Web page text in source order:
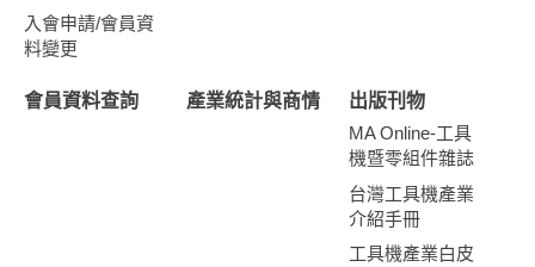
入會申請/會員資
料變更
會員資料查詢 產業統計與商情
出版刊物
MA Online-工具
機暨零組件雜誌
台灣工具機產業
介紹手冊
工具機產業白皮